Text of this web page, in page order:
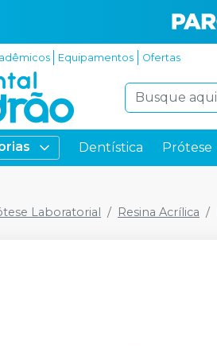
Equipamentos Ofertas
Dentística Prótese
Laboratorial Resina Acrílica